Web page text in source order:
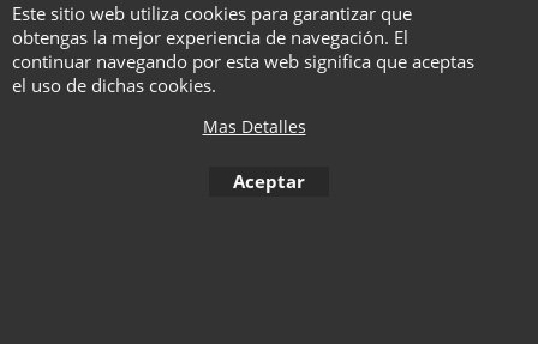
To create online store ShopFactory eCommerce software was used.
Este sitio web utiliza cookies para garantizar que
obtengas la mejor experiencia de navegación. El
continuar navegando por esta web significa que aceptas
el uso de dichas cookies.
Mas Detalles
Aceptar